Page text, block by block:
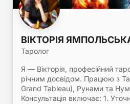
ВІКТОРІЯ
Таролог
Я — Вікторія, професійний
річним досвідом. Працюю з
Grand Tableau), Рунами та
Консультація включає: 1.